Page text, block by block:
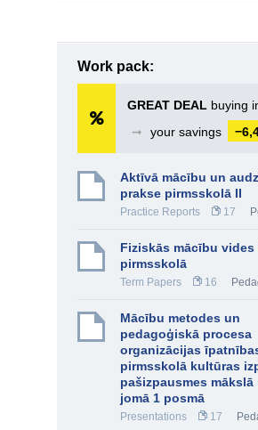
Work pack:
GREAT DEAL buying
➞
your savings
Aktīvā mācību un
prakse pirmsskolā II
Practice Reports 17
Fiziskās mācību vides
pirmsskolā
Term Papers 16
Mācību metodes un
pedagoģiskā procesa
organizācijas
pirmsskolā kultūras
pašizpausmes mākslā
jomā 1 posmā
Presentations 17